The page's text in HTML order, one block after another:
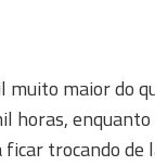
maior do
horas,
ficar trocando